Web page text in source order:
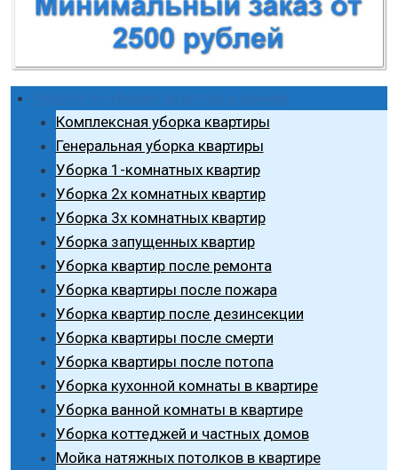
Комплексная уборка квартиры
Генеральная уборка квартиры
Уборка 1-комнатных квартир
Уборка 2х комнатных квартир
Уборка 3х комнатных квартир
Уборка запущенных квартир
Уборка квартир после ремонта
Уборка квартиры после пожара
Уборка квартир после дезинсекции
Уборка квартиры после смерти
Уборка квартиры после потопа
Уборка кухонной комнаты в квартире
Уборка ванной комнаты в квартире
Уборка коттеджей и частных домов
Мойка натяжных потолков в квартире